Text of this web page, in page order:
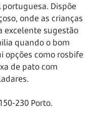
Dispõe
onde as crianças
excelente sugestão
quando o bom
opções como rosbife
de pato com
230 Porto.